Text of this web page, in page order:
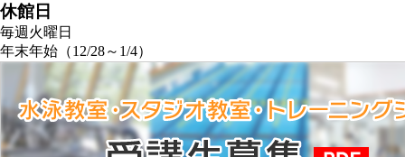
休館日
毎週火曜日
年末年始（12/28～1/4）